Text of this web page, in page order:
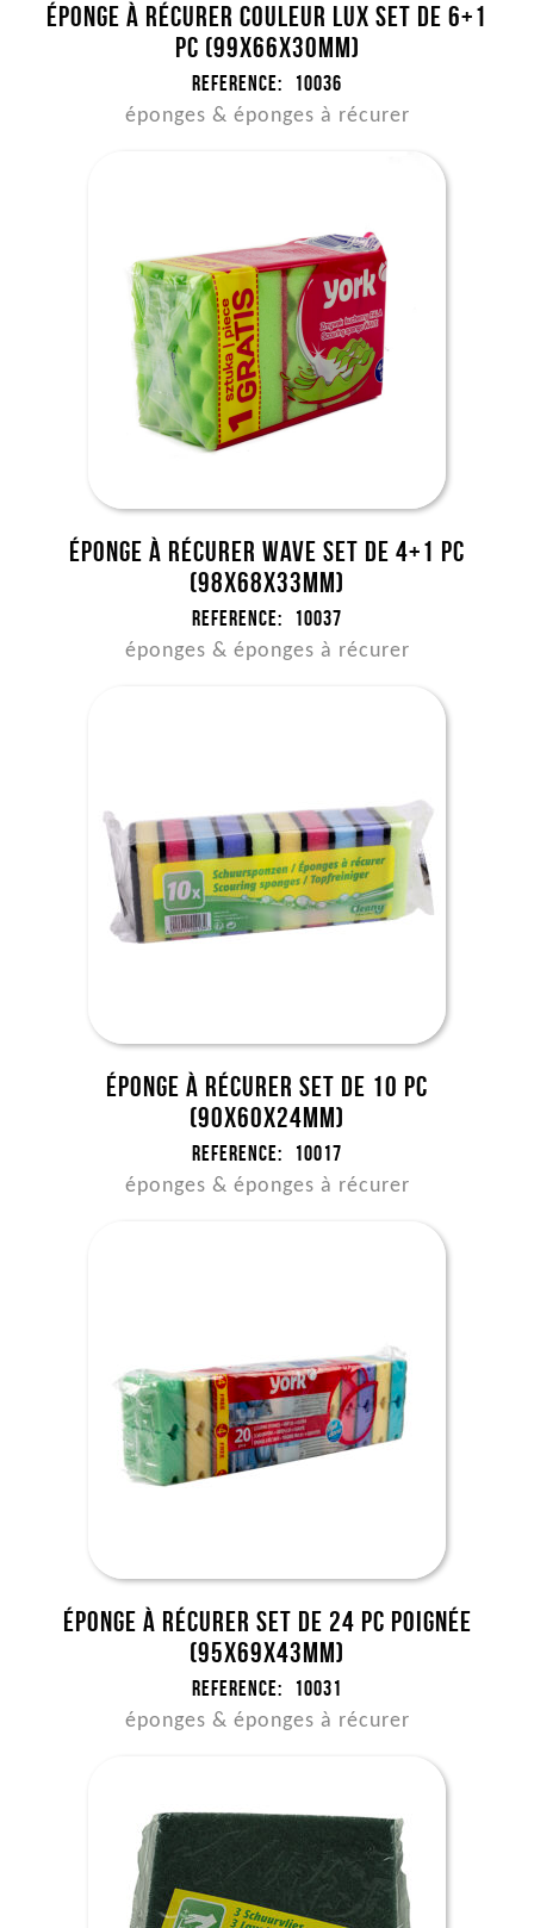
Éponge à récurer COULEUR LUX set de 6+1
pc (99x66x30mm)
Reference: 10036
éponges & éponges à récurer
Éponge à récurer WAVE set de 4+1 pc
(98x68x33mm)
Reference: 10037
éponges & éponges à récurer
Éponge à récurer set de 10 pc
(90x60x24mm)
Reference: 10017
éponges & éponges à récurer
Éponge à récurer set de 24 pc poignée
(95x69x43mm)
Reference: 10031
éponges & éponges à récurer